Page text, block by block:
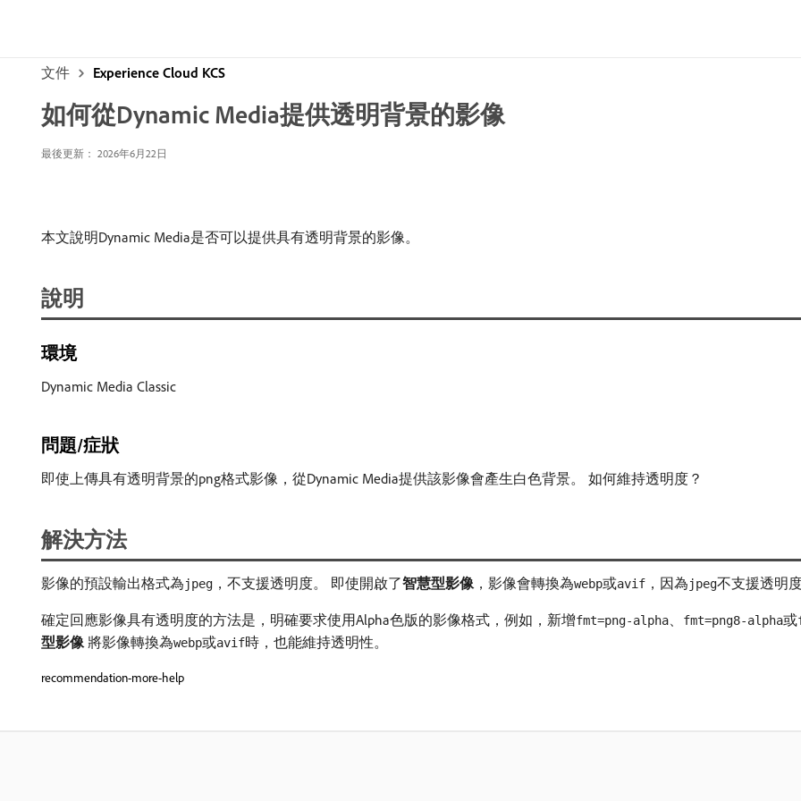
文件 Experience Cloud KCS
如何從Dynamic Media提供透明背景的影像
最後更新： 2026年6月22日
本文說明Dynamic Media是否可以提供具有透明背景的影像。
說明
環境
Dynamic Media Classic
問題/症狀
即使上傳具有透明背景的png格式影像，從Dynamic Media提供該影像會產生白色背景。 如何維持透明度？
解決方法
影像的預設輸出格式為jpeg ，不支援透明度。 即使開啟了智慧型影像，影像會轉換為webp或avif ，因為jpeg不支援透明
確定回應影像具有透明度的方法是，明確要求使用Alpha色版的影像格式，例如，新增fmt=png-alpha、 fmt=png8-alpha或
型影像將影像轉換為webp或avif時，也能維持透明性。
recommendation-more-help